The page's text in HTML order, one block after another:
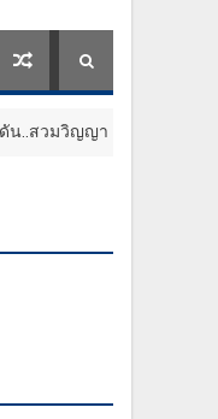
าณเฮดเชฟเทรนเนอร์